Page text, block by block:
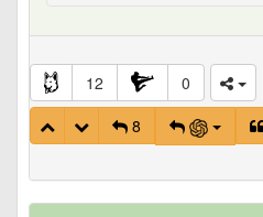
12
0
8